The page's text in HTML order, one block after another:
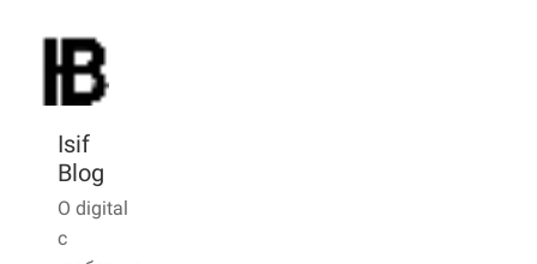
Isif
Blog
О digital
с